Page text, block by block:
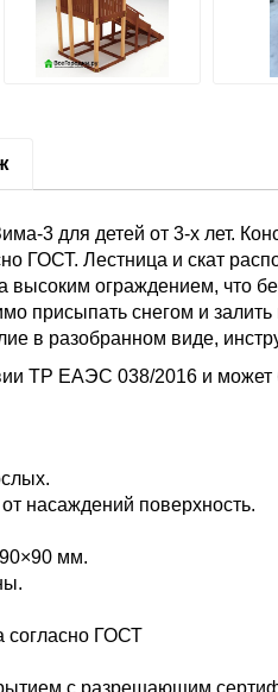
3 для детей от 3-х лет.
ГОСТ. Лестница и скат
высоким ограждением, что
присыпать снегом и
в разобранном виде,
ТР ЕАЭС 038/2016 и может
насаждений поверхность.
мм.
согласно ГОСТ
с разрешающим